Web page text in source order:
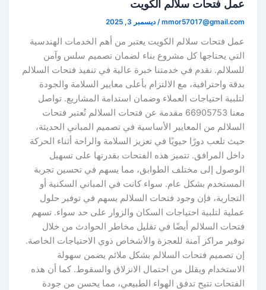
فتحات سلالم الكويت
/ديسمبر 3, 2025
فتحات سلالم الكويت يعتبر من أهم الخدمات الهندسية
يحتاجها كل مشروع بناء لضمان تصميم سلس وآمن
نقدم في خدمتنا خبرة عالية في تنفيذ فتحات السلالم
واحترافية، مع الالتزام بأعلى معايير السلامة والجودة
احتياجات العملاء وضمان استدامة المشاريع. تواصل
معنا 66905753 مقدمة عن فتحات السلالم تُعتبر فتحات
من المعايير الأساسية في تصميم المباني الحديثة،
تلعب دورًا حيويًا في تعزيز السلامة والراحة أثناء الحركة
المرافق. تتميز هذه الفتحات بقدرتها على تسهيل
إلى مختلف الطوابق، مما يسهم في تحسين تجربة
بشكل عام. سواء كانت في المباني السكنية أو
فإن وجود فتحات السلالم يسهم في توفير حلول
لتلبية احتياجات السكان والزوار على حد سواء. تسهم
السلالم أيضًا في تقليل مخاطر الحوادث من خلال
مراكز آمنة للعجزة والأشخاص ذوي الاحتياجات الخاصة.
تصميم فتحات السلالم بشكل ملائم يضمن سهولة
ويقلل من احتمال الانزلاق والسقوط. كما أن هذه
تتيح تدفق الهواء الطبيعي، مما يحسن من جودة